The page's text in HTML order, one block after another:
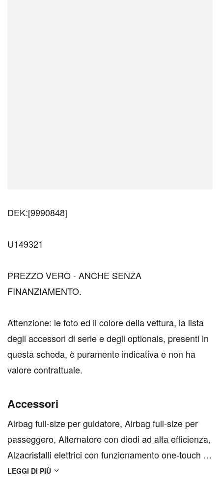
DEK:[9990848]
U149321
PREZZO VERO - ANCHE SENZA
FINANZIAMENTO.
Attenzione: le foto ed il colore della vettura, la lista
degli accessori di serie e degli optionals, presenti in
questa scheda, è puramente indicativa e non ha
valore contrattuale.
Accessori
Airbag full-size per guidatore, Airbag full-size per
passeggero, Alternatore con diodi ad alta efficienza,
Alzacristalli elettrici con funzionamento one-touch e
guarnizioni protezioni porta, App Porsche Track
LEGGI DI PIÙ